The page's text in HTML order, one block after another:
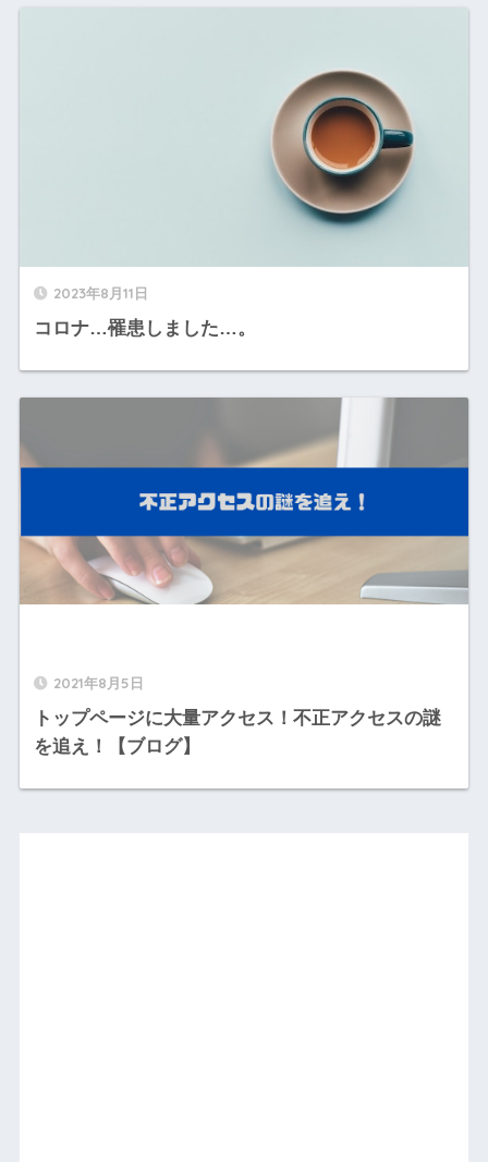
2023年8月11日
コロナ…罹患しました…。
2021年8月5日
トップページに大量アクセス！不正アクセスの謎
を追え！【ブログ】